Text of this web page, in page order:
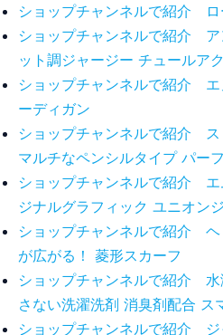
ショップチャンネルで紹介 ロ
ショップチャンネルで紹介
ット調ジャージー チュールア
ショップチャンネルで紹介 エ
ーディガン
ショップチャンネルで紹介 ス
マルチなペンシルタイプ パー
ショップチャンネルで紹介 エ
ジナルグラフィック ユニオン
ショップチャンネルで紹介 ヘ
が広がる！ 菱形スカーフ
ショップチャンネルで紹介 水
さない洗濯洗剤 消臭剤配合 ス
ショップチャンネルで紹介 ジ